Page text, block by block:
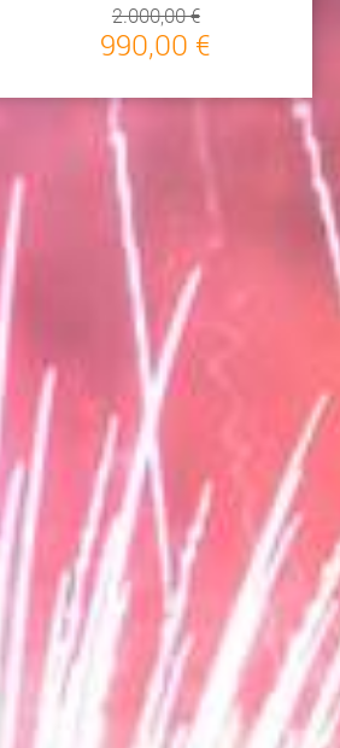
2.000,00 €
990,00 €